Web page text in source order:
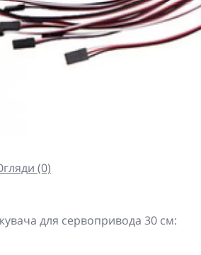
(0)
для сервопривода 30 см: